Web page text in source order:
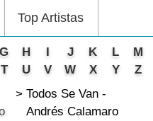
Top Artistas
G H I J K L
M
T U V W X Y
Z
Todos Se Van -
Andrés Calamaro